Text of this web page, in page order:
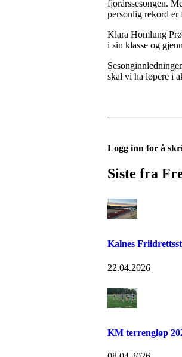
fjorårssesongen.
personlig rekord er
Klara Homlung
i sin klasse og
skal vi ha løpere i
Logg inn for å
Siste fra
Kalnes
22.04.2026
KM terrengløp